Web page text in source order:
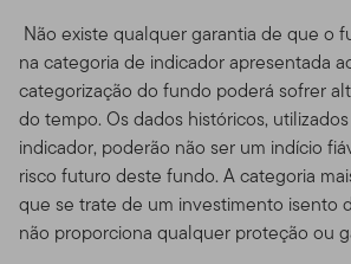
Não existe qualquer garantia de que o
na categoria de indicador apresentada
categorização do fundo poderá sofrer
do tempo. Os dados históricos,
indicador, poderão não ser um indício
risco futuro deste fundo. A categoria
que se trate de um investimento isento
não proporciona qualquer proteção ou